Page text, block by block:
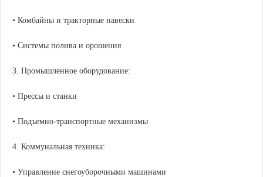
• Комбайны и тракторные навески
• Системы полива и орошения
3. Промышленное оборудование:
• Прессы и станки
• Подъемно-транспортные механизмы
4. Коммунальная техника:
• Управление снегоуборочными машинами